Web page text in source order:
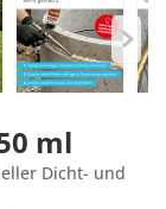
ml
Dicht- und